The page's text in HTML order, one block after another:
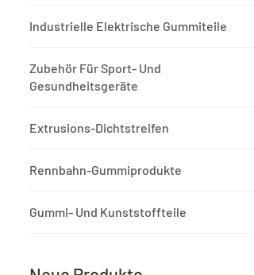
Industrielle Elektrische Gummiteile
Zubehör Für Sport- Und
Gesundheitsgeräte
Extrusions-Dichtstreifen
Rennbahn-Gummiprodukte
Gummi- Und Kunststoffteile